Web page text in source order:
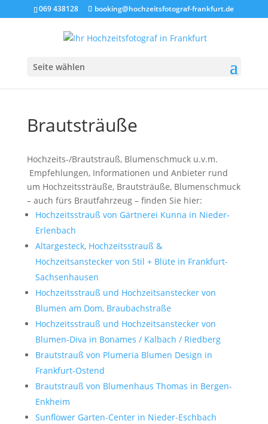
069 438128 booking@hochzeitsfotograf-frankfurt.de
Seite wählen
Brautsträuße
Hochzeits-/Brautstrauß, Blumenschmuck u.v.m.
Empfehlungen, Informationen und Anbieter rund
um Hochzeitssträuße, Brautsträuße, Blumenschmuck
– auch fürs Brautfahrzeug – finden Sie hier:
Hochzeitsstrauß von Gärtnerei Kunna in Nieder-
Erlenbach
Altargesteck, Hochzeitsstrauß &
Hochzeitsanstecker von Stil + Blüte in Frankfurt-
Sachsenhausen
Hochzeitsstrauß und Hochzeitsanstecker von
Blumen am Dom, Braubachstraße
Hochzeitsstrauß und Hochzeitsanstecker von
Blumen-Diva in Bonames / Kalbach / Riedberg
Brautstrauß von Plumeria Blumen Design in
Frankfurt-Ostend
Brautstrauß von Blumenhaus Thomas in Bergen-
Enkheim
Sunflower Garten-Center in Nieder-Eschbach